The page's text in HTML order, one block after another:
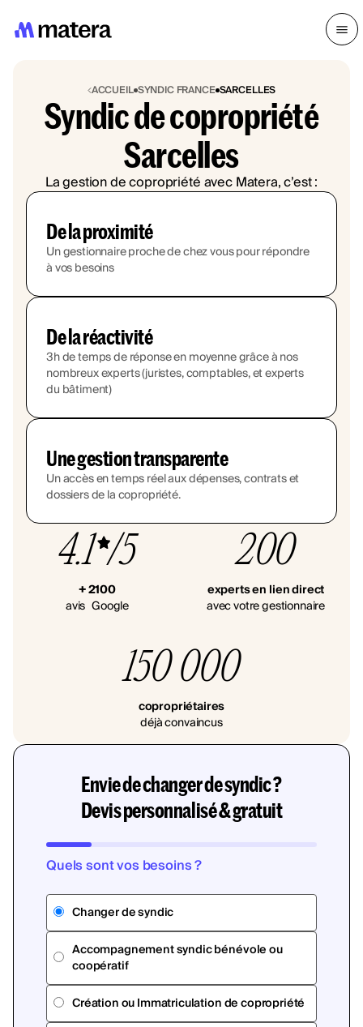
ACCUEIL SYNDIC FRANCE SARCELLES
Syndic de copropriété
Sarcelles
La gestion de copropriété avec Matera, c’est :
De la proximité
Un gestionnaire proche de chez vous pour répondre
à vos besoins
De la réactivité
3h de temps de réponse en moyenne grâce à nos
nombreux experts (juristes, comptables, et experts
du bâtiment)
Une gestion transparente
Un accès en temps réel aux dépenses, contrats et
dossiers de la copropriété.
4.1 /5
+ 2100
avis Google
200
experts en lien direct
avec votre gestionnaire
150 000
copropriétaires
déjà convaincus
Envie de changer de syndic ?
Devis personnalisé & gratuit
Quels sont vos besoins ?
Changer de syndic
Accompagnement syndic bénévole ou
coopératif
Création ou Immatriculation de copropriété